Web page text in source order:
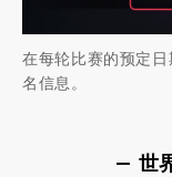
在每轮比赛的预定
名信息。
世